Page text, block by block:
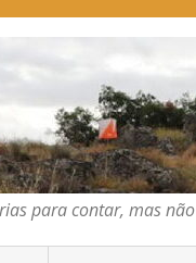
mas não deixamos mais
para contar, mas